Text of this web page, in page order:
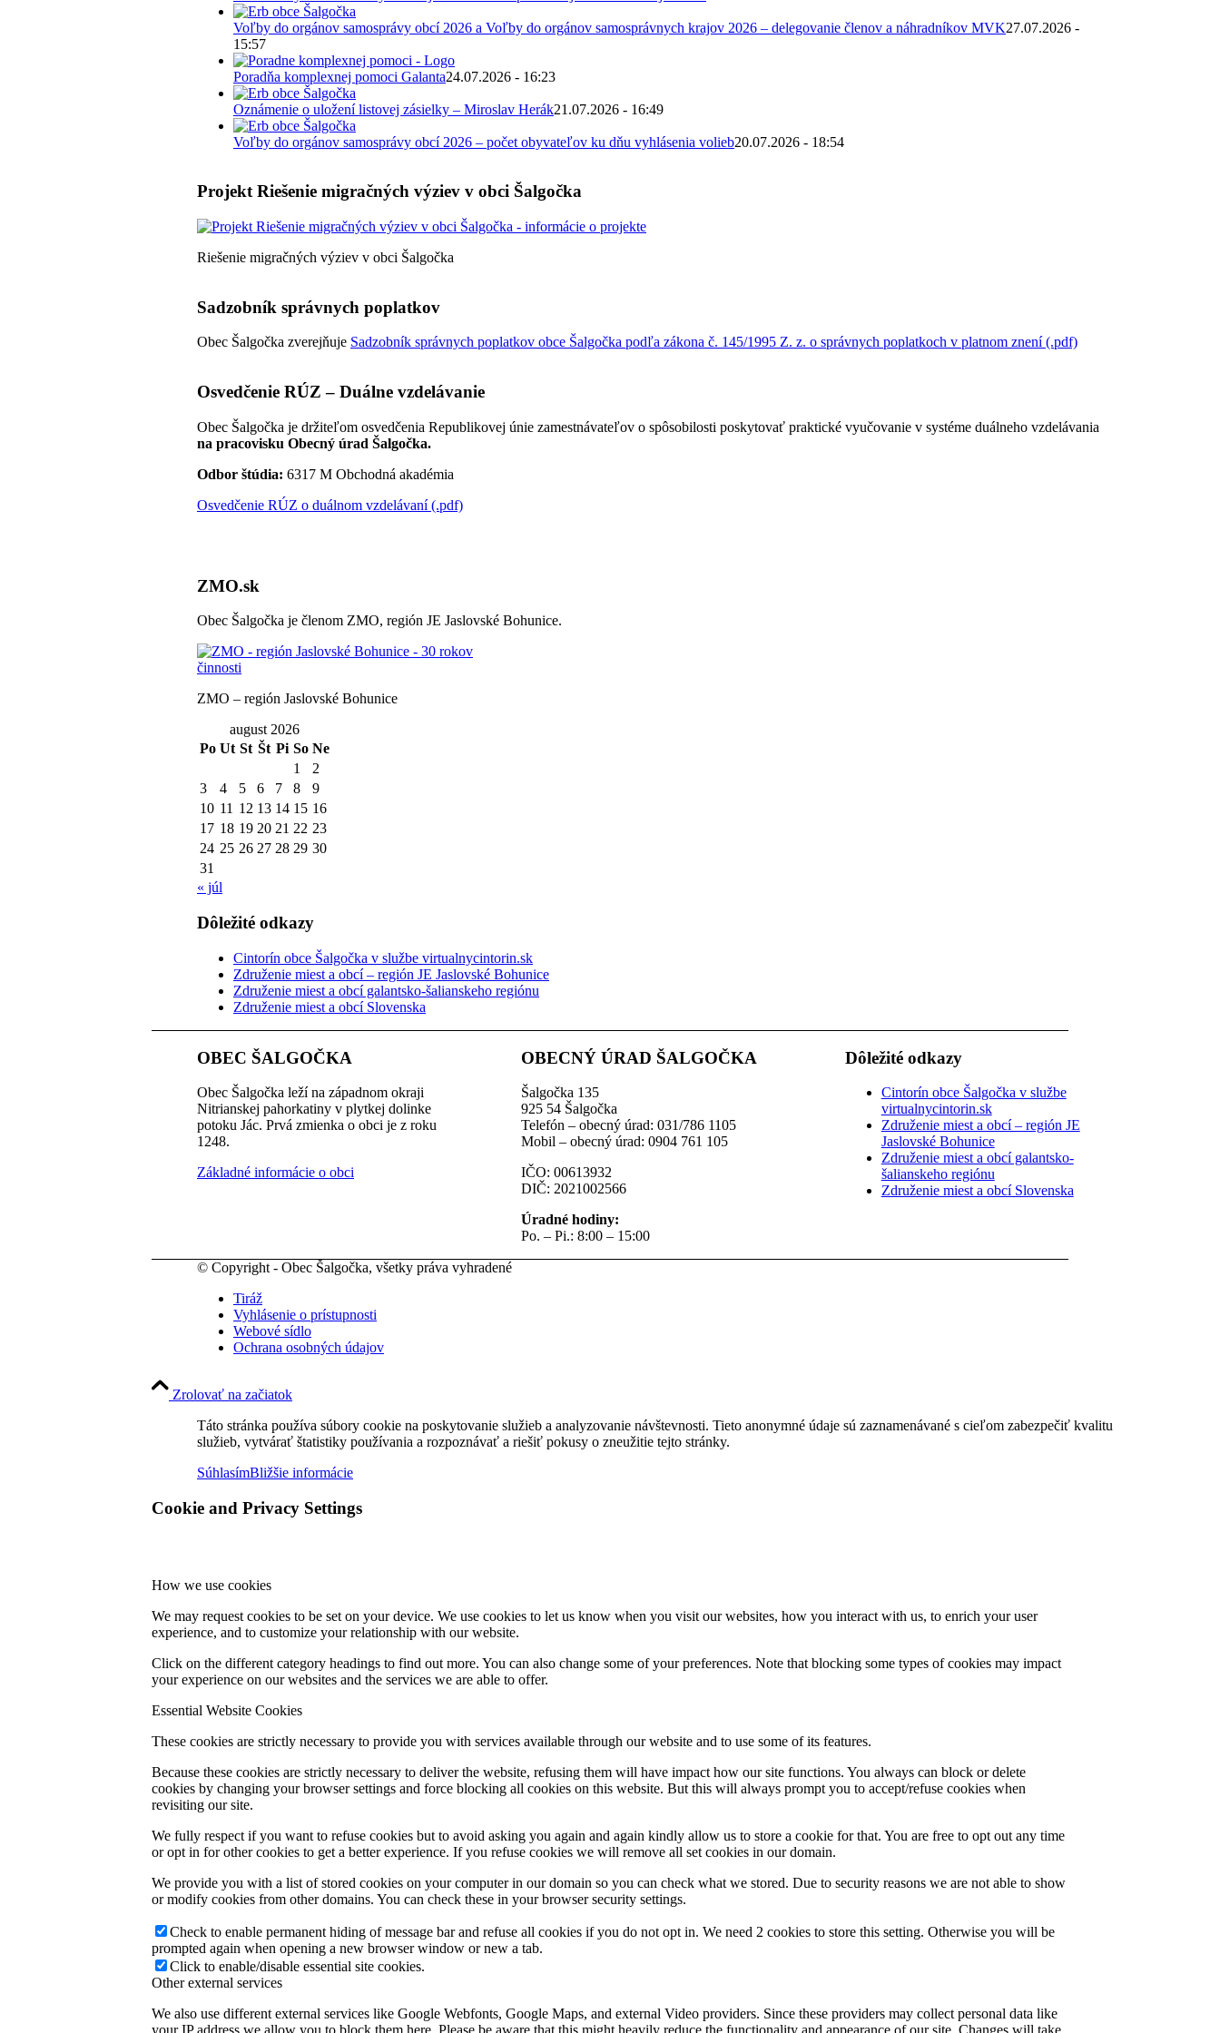
Voľby do orgánov samosprávy obcí 2026 a Voľby do orgánov samosprávnych krajov 2026 – delegovanie členov a náhradníkov MVK27.07.2026 -
15:57
Poradňa komplexnej pomoci Galanta24.07.2026 - 16:23
Oznámenie o uložení listovej zásielky – Miroslav Herák21.07.2026 - 16:49
Voľby do orgánov samosprávy obcí 2026 – počet obyvateľov ku dňu vyhlásenia volieb20.07.2026 - 18:54
Projekt Riešenie migračných výziev v obci Šalgočka
Riešenie migračných výziev v obci Šalgočka
Sadzobník správnych poplatkov
Obec Šalgočka zverejňuje Sadzobník správnych poplatkov obce Šalgočka podľa zákona č. 145/1995 Z. z. o správnych poplatkoch v platnom znení (.pdf)
Osvedčenie RÚZ – Duálne vzdelávanie
Obec Šalgočka je držiteľom osvedčenia Republikovej únie zamestnávateľov o spôsobilosti poskytovať praktické vyučovanie v systéme duálneho vzdelávania
na pracovisku Obecný úrad Šalgočka.
Odbor štúdia: 6317 M Obchodná akadémia
Osvedčenie RÚZ o duálnom vzdelávaní (.pdf)
ZMO.sk
Obec Šalgočka je členom ZMO, región JE Jaslovské Bohunice.
ZMO – región Jaslovské Bohunice
august 2026
Po Ut St Št Pi So Ne
1
2
3
4 5 6 7 8
9
10 11 12 13 14 15 16
17 18 19 20 21 22 23
24 25 26 27 28 29 30
31
« júl
Dôležité odkazy
Cintorín obce Šalgočka v službe virtualnycintorin.sk
Združenie miest a obcí – región JE Jaslovské Bohunice
Združenie miest a obcí galantsko-šalianskeho regiónu
Združenie miest a obcí Slovenska
OBEC ŠALGOČKA
Obec Šalgočka leží na západnom okraji
Nitrianskej pahorkatiny v plytkej dolinke
potoku Jác. Prvá zmienka o obci je z roku
1248.
Základné informácie o obci
OBECNÝ ÚRAD ŠALGOČKA
Šalgočka 135
925 54 Šalgočka
Telefón – obecný úrad: 031/786 1105
Mobil – obecný úrad: 0904 761 105
IČO: 00613932
DIČ: 2021002566
Úradné hodiny:
Po. – Pi.: 8:00 – 15:00
Dôležité odkazy
Cintorín obce Šalgočka v službe
virtualnycintorin.sk
Združenie miest a obcí – región JE
Jaslovské Bohunice
Združenie miest a obcí galantsko-
šalianskeho regiónu
Združenie miest a obcí Slovenska
© Copyright - Obec Šalgočka, všetky práva vyhradené
Tiráž
Vyhlásenie o prístupnosti
Webové sídlo
Ochrana osobných údajov
Zrolovať na začiatok
Táto stránka používa súbory cookie na poskytovanie služieb a analyzovanie návštevnosti. Tieto anonymné údaje sú zaznamenávané s cieľom zabezpečiť kvalitu
služieb, vytvárať štatistiky používania a rozpoznávať a riešiť pokusy o zneužitie tejto stránky.
SúhlasímBližšie informácie
Cookie and Privacy Settings
How we use cookies
We may request cookies to be set on your device. We use cookies to let us know when you visit our websites, how you interact with us, to enrich your user
experience, and to customize your relationship with our website.
Click on the different category headings to find out more. You can also change some of your preferences. Note that blocking some types of cookies may impact
your experience on our websites and the services we are able to offer.
Essential Website Cookies
These cookies are strictly necessary to provide you with services available through our website and to use some of its features.
Because these cookies are strictly necessary to deliver the website, refusing them will have impact how our site functions. You always can block or delete
cookies by changing your browser settings and force blocking all cookies on this website. But this will always prompt you to accept/refuse cookies when
revisiting our site.
We fully respect if you want to refuse cookies but to avoid asking you again and again kindly allow us to store a cookie for that. You are free to opt out any time
or opt in for other cookies to get a better experience. If you refuse cookies we will remove all set cookies in our domain.
We provide you with a list of stored cookies on your computer in our domain so you can check what we stored. Due to security reasons we are not able to show
or modify cookies from other domains. You can check these in your browser security settings.
Check to enable permanent hiding of message bar and refuse all cookies if you do not opt in. We need 2 cookies to store this setting. Otherwise you will be
prompted again when opening a new browser window or new a tab.
Click to enable/disable essential site cookies.
Other external services
We also use different external services like Google Webfonts, Google Maps, and external Video providers. Since these providers may collect personal data like
your IP address we allow you to block them here. Please be aware that this might heavily reduce the functionality and appearance of our site. Changes will take